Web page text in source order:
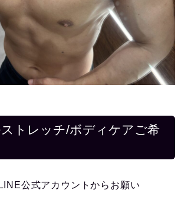
トレッチ/ボディケアご希
公式アカウントからお願い